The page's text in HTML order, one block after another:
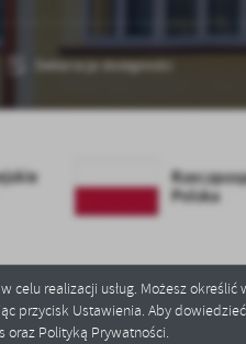
celu realizacji usług. Możesz
przycisk Ustawienia. Aby
oraz Polityką Prywatności.
Deklaracja dostępności